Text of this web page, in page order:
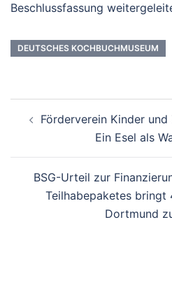
Beschlussfassung
DEUTSCHES KOCHBUCHMUSEUM
Navigation
Förderverein Kinder
Ein Esel als
BSG-Urteil zur
Teilhabepaketes bringt
Dortmund